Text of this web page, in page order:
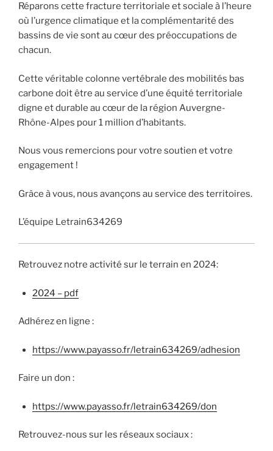
Réparons cette fracture territoriale et sociale à l’heure
où l’urgence climatique et la complémentarité des
bassins de vie sont au cœur des préoccupations de
chacun.
Cette véritable colonne vertébrale des mobilités bas
carbone doit être au service d’une équité territoriale
digne et durable au cœur de la région Auvergne-
Rhône-Alpes pour 1 million d’habitants.
Nous vous remercions pour votre soutien et votre
engagement !
Grâce à vous, nous avançons au service des territoires.
L’équipe Letrain634269
Retrouvez notre activité sur le terrain en 2024:
2024 – pdf
Adhérez en ligne :
https://www.payasso.fr/letrain634269/adhesion
Faire un don :
https://www.payasso.fr/letrain634269/don
Retrouvez-nous sur les réseaux sociaux :